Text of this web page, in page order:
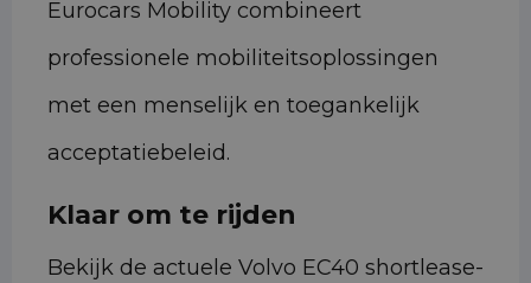
Eurocars Mobility combineert
professionele mobiliteitsoplossingen
met een menselijk en toegankelijk
acceptatiebeleid.
Klaar om te rijden
Bekijk de actuele Volvo EC40 shortlease-